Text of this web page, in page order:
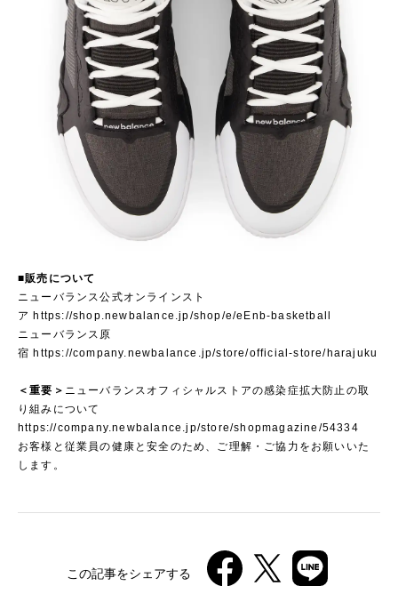
■販売について
ニューバランス公式オンラインスト
ア https://shop.newbalance.jp/shop/e/eEnb-basketball
ニューバランス原
宿 https://company.newbalance.jp/store/official-store/harajuku
＜重要＞ ニューバランスオフィシャルストアの感染症拡大防止の取
り組みについて
https://company.newbalance.jp/store/shopmagazine/54334
お客様と従業員の健康と安全のため、ご理解・ご協力をお願いいた
します。
この記事をシェアする